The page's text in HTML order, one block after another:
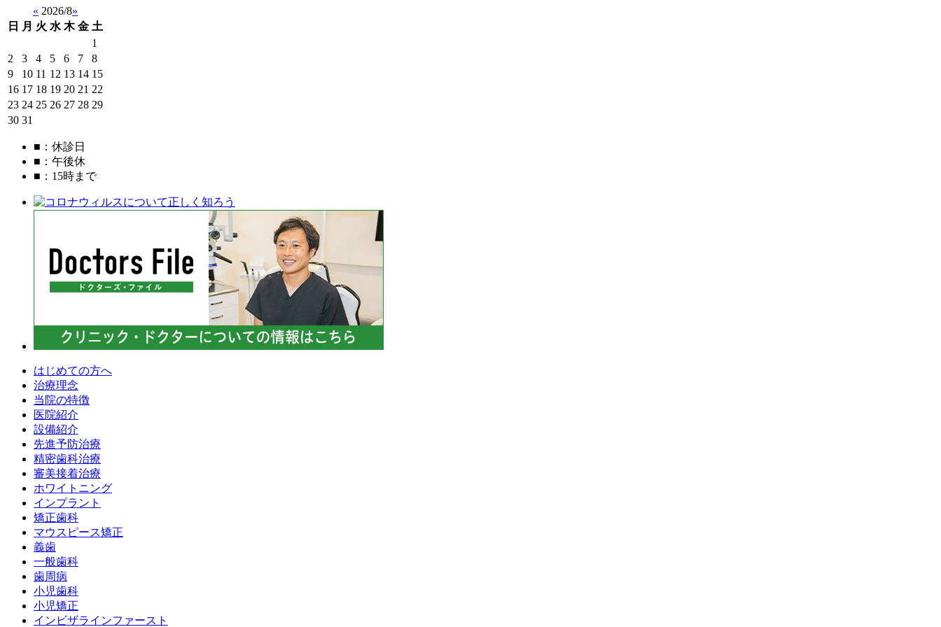
« 2026/8»
日
月 火 水 木 金 土
1
2
3 4 5 6 7
8
9
10 11 12 13 14 15
16 17 18 19 20 21 22
23 24 25 26 27 28 29
30 31
■ ：休診日
■ ：午後休
■ ：15時まで
はじめての方へ
治療理念
当院の特徴
医院紹介
設備紹介
先進予防治療
精密歯科治療
審美接着治療
ホワイトニング
インプラント
矯正歯科
マウスピース矯正
義歯
一般歯科
歯周病
小児歯科
小児矯正
インビザラインファースト